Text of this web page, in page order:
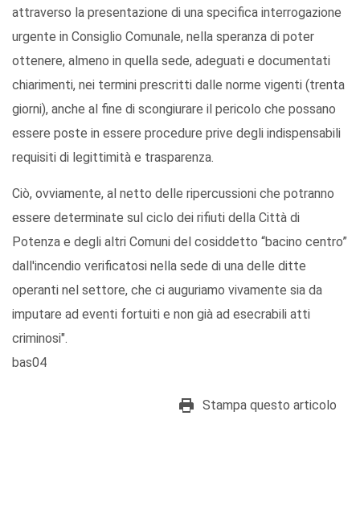
attraverso la presentazione di una specifica interrogazione
urgente in Consiglio Comunale, nella speranza di poter
ottenere, almeno in quella sede, adeguati e documentati
chiarimenti, nei termini prescritti dalle norme vigenti (trenta
giorni), anche al fine di scongiurare il pericolo che possano
essere poste in essere procedure prive degli indispensabili
requisiti di legittimità e trasparenza.
Ciò, ovviamente, al netto delle ripercussioni che potranno
essere determinate sul ciclo dei rifiuti della Città di
Potenza e degli altri Comuni del cosiddetto “bacino centro”
dall'incendio verificatosi nella sede di una delle ditte
operanti nel settore, che ci auguriamo vivamente sia da
imputare ad eventi fortuiti e non già ad esecrabili atti
criminosi".
bas04
Stampa questo articolo